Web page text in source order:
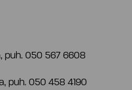
puh. 050 567 6608
puh. 050 458 4190